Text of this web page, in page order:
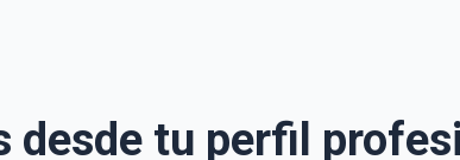
desde tu perfil